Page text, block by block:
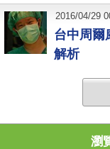
台中周爾
解析
2016/04/29
瀏